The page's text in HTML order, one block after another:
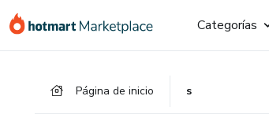
Categorías
Página de inicio s